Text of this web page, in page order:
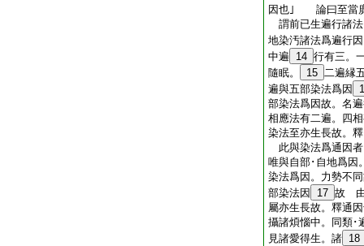
因也｣ 論曰至當
謂前已生遍行諸
地染汚諸法爲遍行
中遍
14 行有三。
隨眠。
15 二遍縁
遍與五部染法爲因
部染法爲因故。名
相應法有二遍。
染法至亦生長故。
此與染法爲通因
唯與自部･自地爲因
染法爲因。力勢不
部染法因
17 故 由
屬亦生長故。釋通
攝諸煩惱中。同類･
見諸愛得生。諸 18